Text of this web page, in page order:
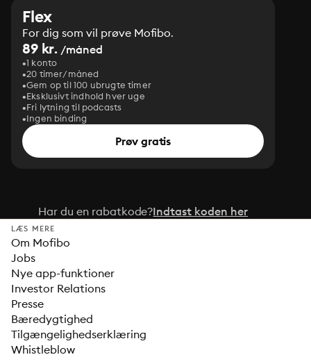
Flex
For dig som vil prøve Mofibo.
89 kr. /måned
1 konto
20 timer/måned
Gem op til 100 ubrugte timer
Eksklusivt indhold hver uge
Fri lytning til podcasts
Ingen binding
Prøv gratis
Har du en rabatkode?Indtast koden her
LÆS MERE
Om Mofibo
Jobs
Nye app-funktioner
Investor Relations
Presse
Bæredygtighed
Tilgængelighedserklæring
Whistleblow